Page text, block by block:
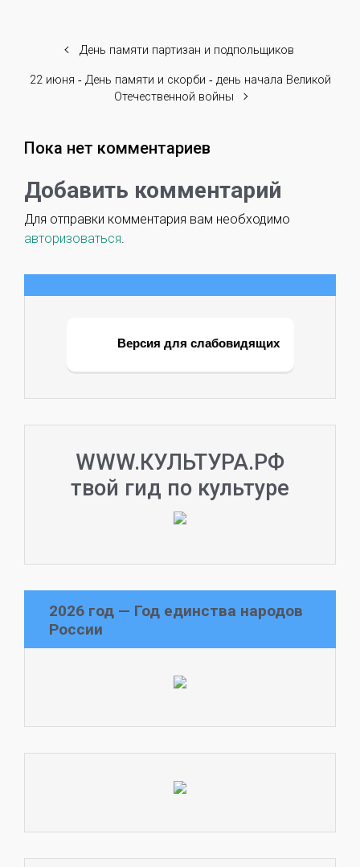
День памяти партизан и подпольщиков
22 июня ‑ День памяти и скорби ‑ день начала Великой
Отечественной войны
Пока нет комментариев
Добавить комментарий
Для отправки комментария вам необходимо
авторизоваться.
Версия для слабовидящих
WWW.КУЛЬТУРА.РФ
твой гид по культуре
2026 год — Год единства народов
России